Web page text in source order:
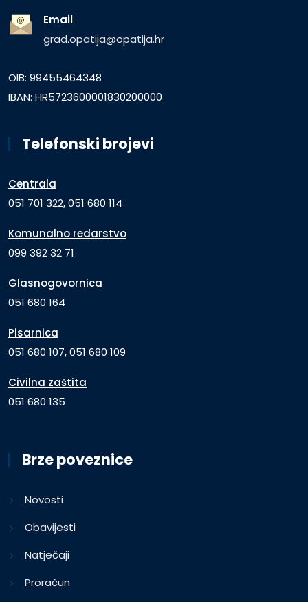
Email
grad.opatija@opatija.hr
OIB: 99455464348
IBAN: HR5723600001830200000
Telefonski brojevi
Centrala
051 701 322, 051 680 114
Komunalno redarstvo
099 392 32 71
Glasnogovornica
051 680 164
Pisarnica
051 680 107, 051 680 109
Civilna zaštita
051 680 135
Brze poveznice
Novosti
Obavijesti
Natječaji
Proračun